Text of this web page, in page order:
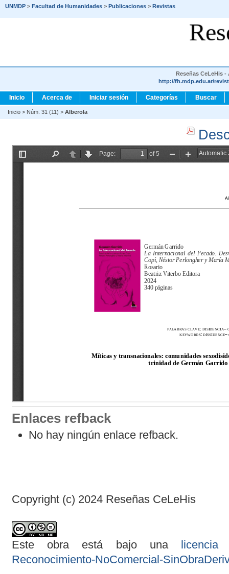
UNMDP > Facultad de Humanidades > Publicaciones > Revistas
Reseñas CeLeHis
http://fh.mdp.edu.ar/
Inicio Acerca de Iniciar sesión Categorías Buscar
Inicio > Núm. 31 (11) > Alberola
Enlaces refback
No hay ningún enlace refback.
Copyright (c) 2024 Reseñas CeLeHis
Este obra está bajo una
Reconocimiento-NoComercial-